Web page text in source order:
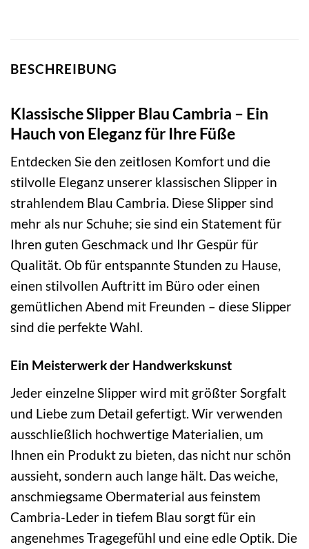
BESCHREIBUNG
Klassische Slipper Blau Cambria – Ein
Hauch von Eleganz für Ihre Füße
Entdecken Sie den zeitlosen Komfort und die
stilvolle Eleganz unserer klassischen Slipper in
strahlendem Blau Cambria. Diese Slipper sind
mehr als nur Schuhe; sie sind ein Statement für
Ihren guten Geschmack und Ihr Gespür für
Qualität. Ob für entspannte Stunden zu Hause,
einen stilvollen Auftritt im Büro oder einen
gemütlichen Abend mit Freunden – diese Slipper
sind die perfekte Wahl.
Ein Meisterwerk der Handwerkskunst
Jeder einzelne Slipper wird mit größter Sorgfalt
und Liebe zum Detail gefertigt. Wir verwenden
ausschließlich hochwertige Materialien, um
Ihnen ein Produkt zu bieten, das nicht nur schön
aussieht, sondern auch lange hält. Das weiche,
anschmiegsame Obermaterial aus feinstem
Cambria-Leder in tiefem Blau sorgt für ein
angenehmes Tragegefühl und eine edle Optik. Die